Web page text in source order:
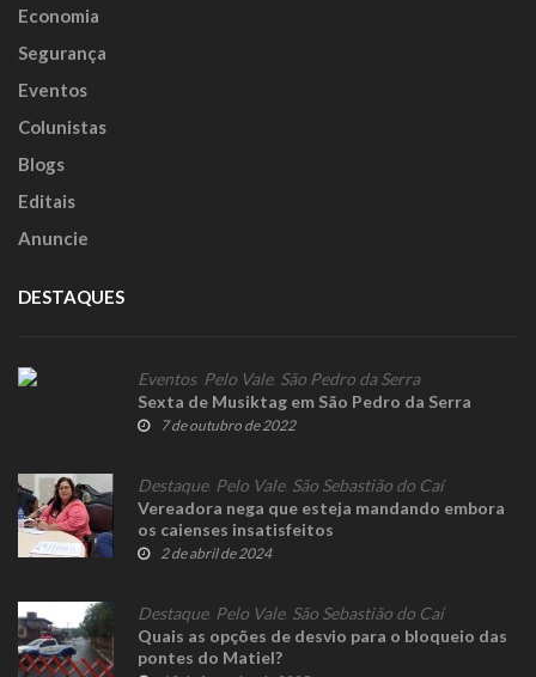
Economia
Segurança
Eventos
Colunistas
Blogs
Editais
Anuncie
DESTAQUES
Eventos, Pelo Vale, São Pedro da Serra
Sexta de Musiktag em São Pedro da Serra
7 de outubro de 2022
Destaque, Pelo Vale, São Sebastião do Caí
Vereadora nega que esteja mandando embora
os caienses insatisfeitos
2 de abril de 2024
Destaque, Pelo Vale, São Sebastião do Caí
Quais as opções de desvio para o bloqueio das
pontes do Matiel?